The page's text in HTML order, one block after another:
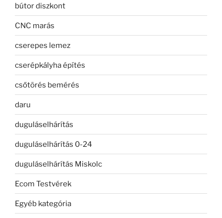
bútor diszkont
CNC marás
cserepes lemez
cserépkályha építés
csőtörés bemérés
daru
duguláselhárítás
duguláselhárítás 0-24
duguláselhárítás Miskolc
Ecom Testvérek
Egyéb kategória